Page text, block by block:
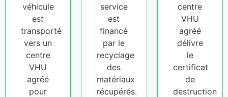
véhicule
est
transporté
vers un
centre
VHU
agréé
pour
service
est
financé
par le
recyclage
des
matériaux
récupérés.
centre
VHU
agréé
délivre
le
certificat
de
destruction